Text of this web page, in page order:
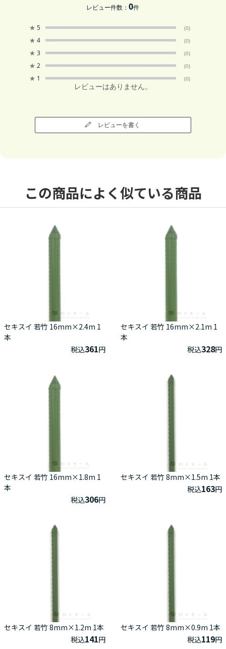
レビュー件数：0件
★ 5 (0)
★ 4 (0)
★ 3 (0)
★ 2 (0)
★ 1 (0)
レビューはありません。
レビューを書く
この商品によく似ている商品
セキスイ 若竹 16mm×2.4m 1
本
税込361円
セキスイ 若竹 16mm×2.1m 1
本
税込328円
セキスイ 若竹 16mm×1.8m 1
本
税込306円
セキスイ 若竹 8mm×1.5m 1本
税込163円
セキスイ 若竹 8mm×1.2m 1本
税込141円
セキスイ 若竹 8mm×0.9m 1本
税込119円